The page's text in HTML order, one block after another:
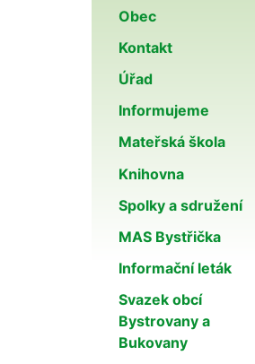
Obec
Kontakt
Úřad
Informujeme
Mateřská škola
Knihovna
Spolky a sdružení
MAS Bystřička
Informační leták
Svazek obcí
Bystrovany a
Bukovany